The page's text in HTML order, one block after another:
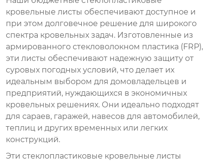
кровельные листы обеспечивают доступное и
при этом долговечное решение для широкого
спектра кровельных задач. Изготовленные из
армированного стекловолокном пластика (FRP),
эти листы обеспечивают надежную защиту от
суровых погодных условий, что делает их
идеальным выбором для домовладельцев и
предприятий, нуждающихся в экономичных
кровельных решениях. Они идеально подходят
для сараев, гаражей, навесов для автомобилей,
теплиц и других временных или легких
конструкций.
Эти стеклопластиковые кровельные листы